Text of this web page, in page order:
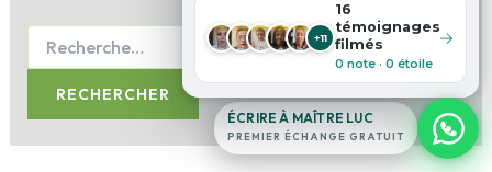
+11
16
témoignages
filmés
0 note · 0 étoile
→
ÉCRIRE À MAÎTRE LUC
PREMIER ÉCHANGE GRATUIT